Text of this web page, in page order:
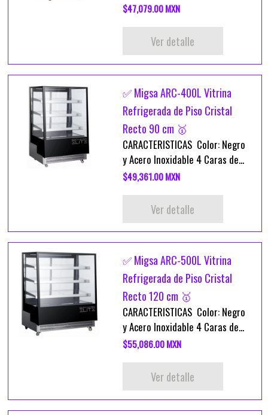
$47,079.00 MXN
Ver detalle
✅ Migsa ARC-400L Vitrina
Refrigerada de Piso Cristal
Recto 90 cm 🥇
CARACTERISTICAS Color: Negro
y Acero Inoxidable 4 Caras de...
$49,361.00 MXN
Ver detalle
✅ Migsa ARC-500L Vitrina
Refrigerada de Piso Cristal
Recto 120 cm 🥇
CARACTERISTICAS Color: Negro
y Acero Inoxidable 4 Caras de...
$55,086.00 MXN
Ver detalle